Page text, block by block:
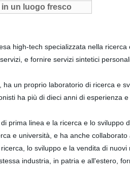
un luogo fresco
high-tech specializzata nella
e fornire servizi sintetici
un proprio laboratorio di ricerca e
ha più di dieci anni di esperienza
prima linea e la ricerca e lo
e università, e ha anche
lo sviluppo e la vendita di
industria, in patria e all'estero,